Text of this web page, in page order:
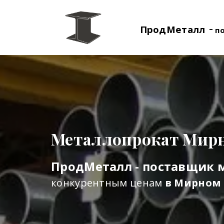
ПродМеталл -
Металлопрокат
ПродМеталл - поставщик
конкурентным ценам в Мирном